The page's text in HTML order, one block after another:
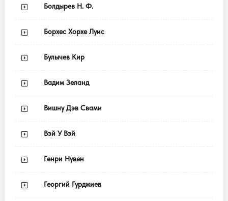
Болдырев Н. Ф.
Борхес Хорхе Луис
Булычев Кир
Вадим Зеланд
Вишну Дэв Свами
Вэй У Вэй
Генри Нувен
Георгий Гурджиев